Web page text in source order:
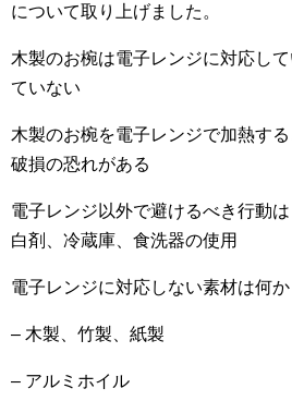
について取り上げました。
木製のお椀は電子レンジに対応し
ていない
木製のお椀を電子レンジで加熱す
破損の恐れがある
電子レンジ以外で避けるべき行
白剤、冷蔵庫、食洗器の使用
電子レンジに対応しない素材は何
– 木製、竹製、紙製
– アルミホイル